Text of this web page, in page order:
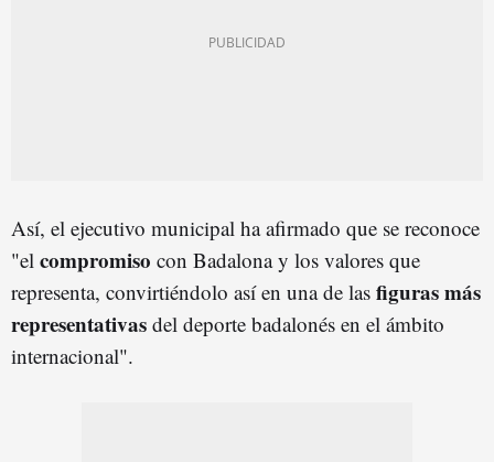
Así, el ejecutivo municipal ha afirmado que se reconoce
"el compromiso con Badalona y los valores que
representa, convirtiéndolo así en una de las figuras más
representativas del deporte badalonés en el ámbito
internacional".